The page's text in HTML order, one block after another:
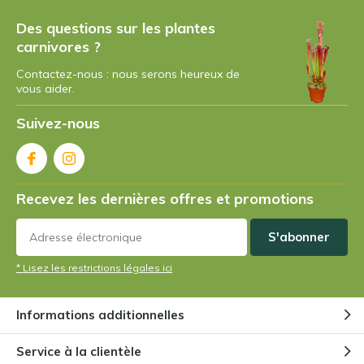
ParClaude- 22-05-2023 10:47
5 / 5
Livraison un peu longue(une semaine) mais les
plantes sont très bien emballées et dans l'humidité,
elles n'ont donc pas souffert. Elles correspondent à
la taille annoncée, rien à voir avec les jardineries
Par Barthet Patrick
5 / 5
commercialisées. Connaissent elles déjà ce type de
Des questions sur les plantes
carnivores ?
Contactez-nous : nous serons heureux de
vous aider.
Suivez-nous
Recevez les dernières offres et promotions
S'abonner
* Lisez les restrictions légales ici
Informations additionnelles
Service à la clientèle